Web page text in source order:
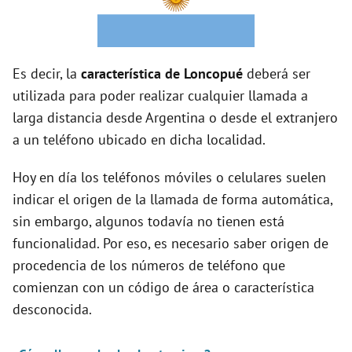
o
Es decir, la característica de Loncopué deberá ser
utilizada para poder realizar cualquier llamada a
larga distancia desde Argentina o desde el extranjero
a un teléfono ubicado en dicha localidad.
Hoy en día los teléfonos móviles o celulares suelen
indicar el origen de la llamada de forma automática,
sin embargo, algunos todavía no tienen está
funcionalidad. Por eso, es necesario saber origen de
procedencia de los números de teléfono que
comienzan con un código de área o característica
desconocida.